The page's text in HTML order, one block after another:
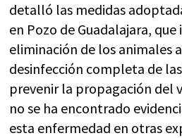
detalló las medidas
en Pozo de Guadalajara, que
eliminación de los animales
desinfección completa de
prevenir la propagación del
no se ha encontrado
esta enfermedad en otras